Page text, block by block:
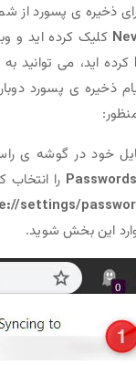
ذخیره ی پسورد از
کلیک کرده اید و
کرده اید، می توانید
ذخیره ی پسورد
خود در گوشه ی
Passwords را
settings/
این بخش شوید.